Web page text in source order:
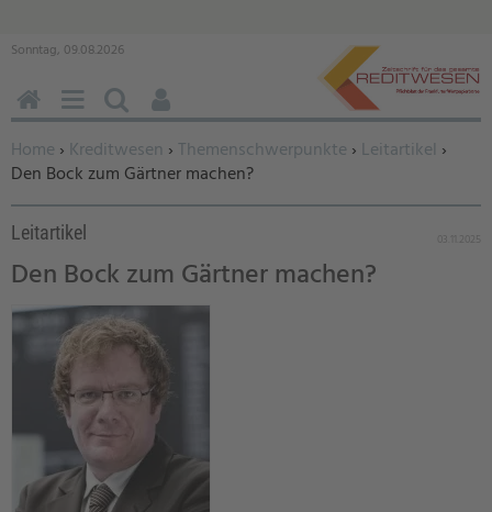
Sonntag, 09.08.2026
Sie befinden sich hier:
Home › Kreditwesen › Themenschwerpunkte › Leitartikel ›
Den Bock zum Gärtner machen?
Leitartikel
Den Bock zum Gärtner machen?
HOMEMENÜSUCHEN
BENUTZERFUNKTIONEN